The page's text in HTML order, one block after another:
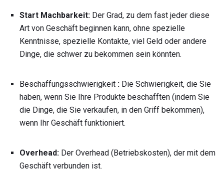
Start Machbarkeit: Der Grad, zu dem fast jeder diese
Art von Geschäft beginnen kann, ohne spezielle
Kenntnisse, spezielle Kontakte, viel Geld oder andere
Dinge, die schwer zu bekommen sein könnten.
Beschaffungsschwierigkeit : Die Schwierigkeit, die Sie
haben, wenn Sie Ihre Produkte beschafften (indem Sie
die Dinge, die Sie verkaufen, in den Griff bekommen),
wenn Ihr Geschäft funktioniert.
Overhead: Der Overhead (Betriebskosten), der mit dem
Geschäft verbunden ist.